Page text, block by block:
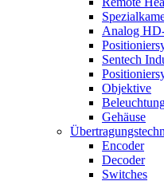
Analog
Sentech
Objektive
Gehäuse
Encoder
Decoder
Switches